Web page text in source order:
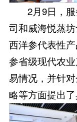
2月9日，
司和威海悦蒸
西洋参代表性
参省级现代农
易情况，并针
略等方面提出了